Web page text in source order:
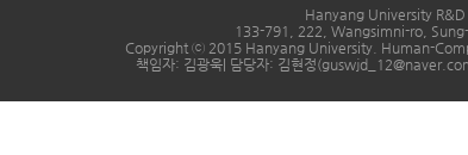
Hanyang University
133-791, 222, Wangsimni-ro,
Copyright ⓒ 2015 Hanyang University. Human-
책임자: 김광욱| 담당자: 김현정